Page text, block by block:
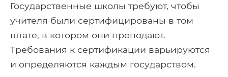
Государственные школы требуют, чтобы
учителя были сертифицированы в том
штате, в котором они преподают.
Требования к сертификации варьируются
и определяются каждым государством.